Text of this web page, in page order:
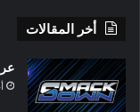
أخر المقالات
عرض